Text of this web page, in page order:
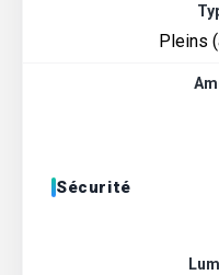
Pleins
Sécurité